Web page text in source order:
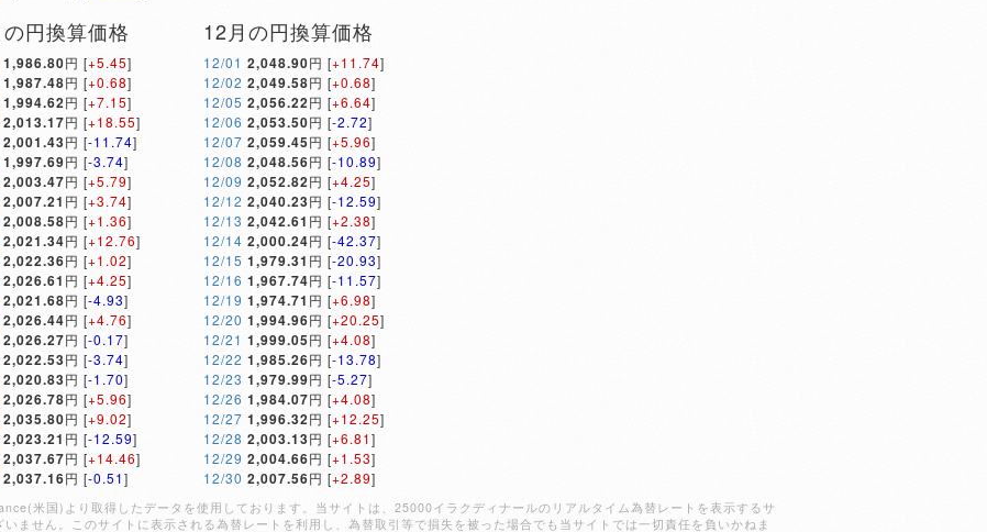
円換算価格
1,986.80円 [+5.45]
1,987.48円 [+0.68]
1,994.62円 [+7.15]
2,013.17円 [+18.55]
2,001.43円 [-11.74]
1,997.69円 [-3.74]
2,003.47円 [+5.79]
2,007.21 円 [+3.74]
2,008.58円 [+1.36]
2,021.34円 [+12.76]
2,022.36円 [+1.02]
2,026.61 円 [+4.25]
2,021.68円 [-4.93]
2,026.44円 [+4.76]
2,026.27円 [-0.17]
2,022.53円 [-3.74]
2,020.83円 [-1.70]
2,026.78円 [+5.96]
2,035.80円 [+9.02]
2,023.21 円 [-12.59]
2,037.67円 [+14.46]
2,037.16円 [-0.51]
12月の円換算価格
12/01 2,048.90円 [+11.74]
12/02 2,049.58円 [+0.68]
12/05 2,056.22円 [+6.64]
12/06 2,053.50円 [-2.72]
12/07 2,059.45円 [+5.96]
12/08 2,048.56円 [-10.89]
12/09 2,052.82円 [+4.25]
12/12 2,040.23円 [-12.59]
12/13 2,042.61 円 [+2.38]
12/14 2,000.24円 [-42.37]
12/15 1,979.31 円 [-20.93]
12/16 1,967.74円 [-11.57]
12/19 1,974.71 円 [+6.98]
12/20 1,994.96円 [+20.25]
12/21 1,999.05円 [+4.08]
12/22 1,985.26円 [-13.78]
12/23 1,979.99円 [-5.27]
12/26 1,984.07円 [+4.08]
12/27 1,996.32円 [+12.25]
12/28 2,003.13円 [+6.81]
12/29 2,004.66円 [+1.53]
12/30 2,007.56円 [+2.89]
米国)より取得したデータを使用しております。当サイトは、25000イラクディナールのリアルタイム為替レートを表示するサ
ません。このサイトに表示される為替レートを利用し、為替取引等で損失を被った場合でも当サイトでは一切責任を負いかねま